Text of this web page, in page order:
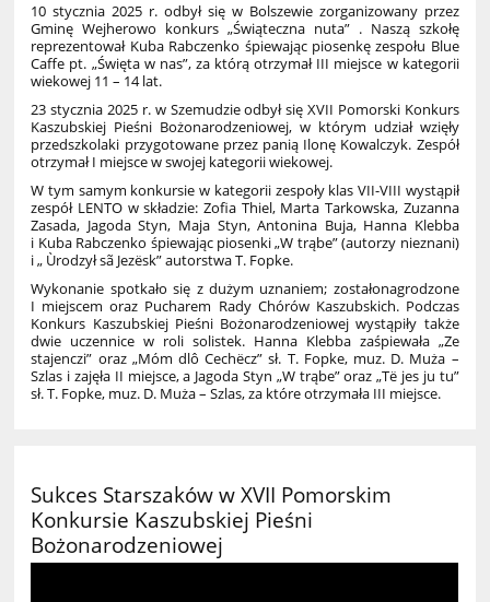
10 stycznia 2025 r. odbył się w Bolszewie zorganizowany przez
Gminę Wejherowo konkurs „Świąteczna nuta” . Naszą szkołę
reprezentował Kuba Rabczenko śpiewając piosenkę zespołu Blue
Caffe pt. „Święta w nas”, za którą otrzymał III miejsce w kategorii
wiekowej 11 – 14 lat.
23 stycznia 2025 r. w Szemudzie odbył się XVII Pomorski Konkurs
Kaszubskiej Pieśni Bożonarodzeniowej, w którym udział wzięły
przedszkolaki przygotowane przez panią Ilonę Kowalczyk. Zespół
otrzymał I miejsce w swojej kategorii wiekowej.
W tym samym konkursie w kategorii zespoły klas VII-VIII wystąpił
zespół LENTO w składzie: Zofia Thiel, Marta Tarkowska, Zuzanna
Zasada, Jagoda Styn, Maja Styn, Antonina Buja, Hanna Klebba
i Kuba Rabczenko śpiewając piosenki „W trąbe” (autorzy nieznani)
i „ Ùrodzył sã Jezësk” autorstwa T. Fopke.
Wykonanie spotkało się z dużym uznaniem; zostałonagrodzone
I miejscem oraz Pucharem Rady Chórów Kaszubskich. Podczas
Konkurs Kaszubskiej Pieśni Bożonarodzeniowej wystąpiły także
dwie uczennice w roli solistek. Hanna Klebba zaśpiewała „Ze
stajenczi” oraz „Móm dlô Cechëcz” sł. T. Fopke, muz. D. Muża –
Szlas i zajęła II miejsce, a Jagoda Styn „W trąbe” oraz „Të jes ju tu”
sł. T. Fopke, muz. D. Muża – Szlas, za które otrzymała III miejsce.
Sukces Starszaków w XVII Pomorskim
Konkursie Kaszubskiej Pieśni
Bożonarodzeniowej